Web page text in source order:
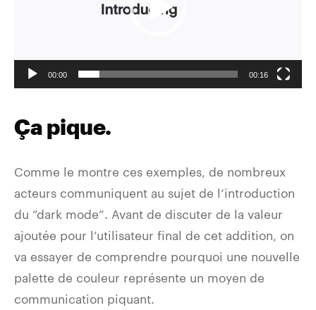
00:00 00:16
Ça pique.
Comme le montre ces exemples, de nombreux
acteurs communiquent au sujet de l’introduction
du “dark mode”. Avant de discuter de la valeur
ajoutée pour l’utilisateur final de cet addition, on
va essayer de comprendre pourquoi une nouvelle
palette de couleur représente un moyen de
communication piquant.